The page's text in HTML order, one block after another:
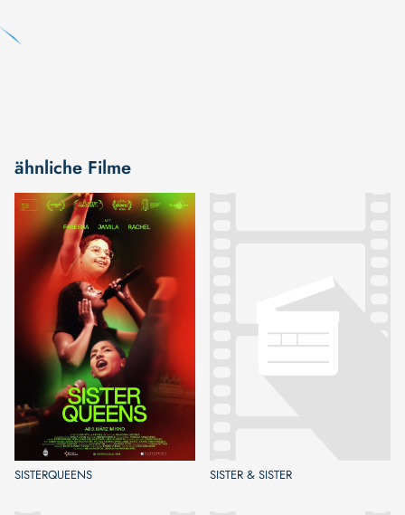
ähnliche Filme
SISTERQUEENS SISTER & SISTER